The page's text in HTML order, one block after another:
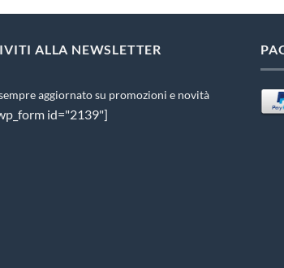
ALLA NEWSLETTER
aggiornato su promozioni e novità
id="2139"]